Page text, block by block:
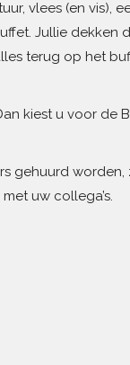
vlees (en vis),
Jullie dekken
terug op het
kiest u voor de
gehuurd
uw collega’s.